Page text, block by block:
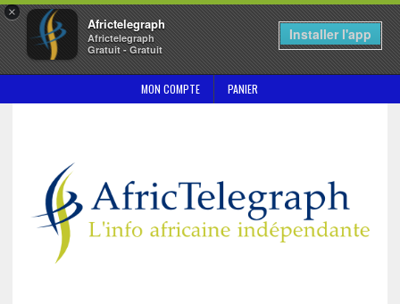
×
Africtelegraph
Africtelegraph
Gratuit - Gratuit
Installer l'app
MON COMPTE PANIER